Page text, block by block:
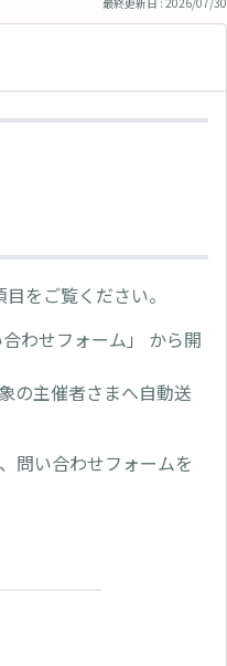
をご覧ください。
わせフォーム」 から開
の主催者さまへ自動送
問い合わせフォームを